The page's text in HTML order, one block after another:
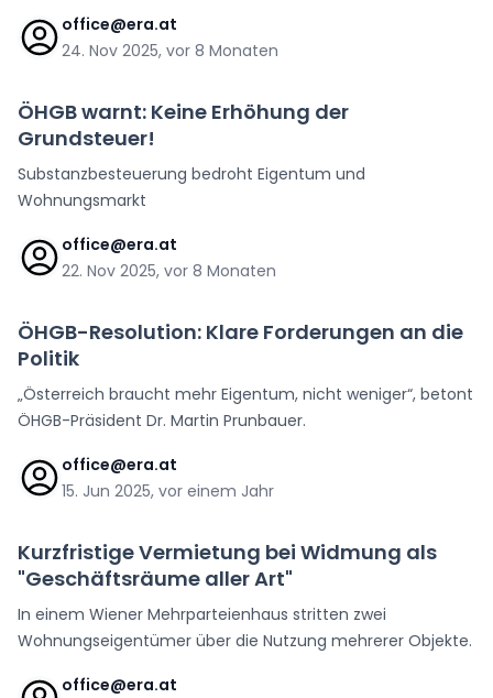
office@era.at
24. Nov 2025, vor 8 Monaten
ÖHGB warnt: Keine Erhöhung der
Grundsteuer!
Substanzbesteuerung bedroht Eigentum und
Wohnungsmarkt
office@era.at
22. Nov 2025, vor 8 Monaten
ÖHGB-Resolution: Klare Forderungen an die
Politik
„Österreich braucht mehr Eigentum, nicht weniger“, betont
ÖHGB-Präsident Dr. Martin Prunbauer.
office@era.at
15. Jun 2025, vor einem Jahr
Kurzfristige Vermietung bei Widmung als
"Geschäftsräume aller Art"
In einem Wiener Mehrparteienhaus stritten zwei
Wohnungseigentümer über die Nutzung mehrerer Objekte.
office@era.at